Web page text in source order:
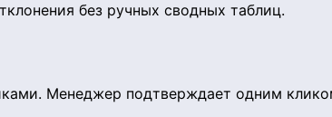
без ручных сводных таблиц.
Менеджер подтверждает одним